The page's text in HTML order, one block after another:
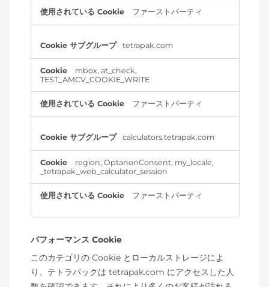
ファーストパーティ
tetrapak.com
mbox,at_check,
TEST_AMCV_COOKIE_WRITE
ファーストパーティ
calculators.tetrapak.com
region,OptanonConsent, my_locale,
_tetrapak_web_calculator_session
ファーストパーティ
パフォーマンス Cookie
このカテゴリの Cookie とローカルストレージによ
り、テトラパックは tetrapak.com にアクセスした人